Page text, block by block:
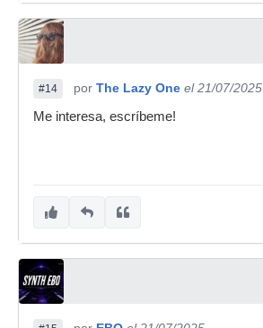
#14 por The Lazy One el 21/07/2025
Me interesa, escríbeme!